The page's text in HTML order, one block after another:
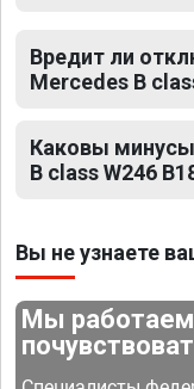
Вредит ли
Mercedes B
Каковы
B class W246
Вы не узнаете
Мы